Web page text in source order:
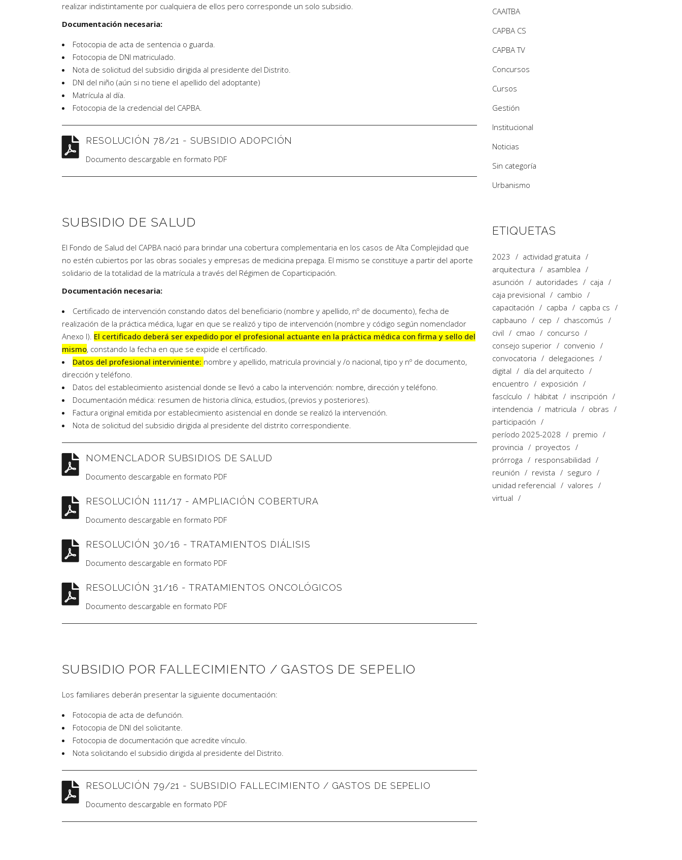
realizar indistintamente por cualquiera de ellos pero corresponde un solo subsidio.
Documentación necesaria:
Fotocopia de acta de sentencia o guarda.
Fotocopia de DNI matriculado.
Nota de solicitud del subsidio dirigida al presidente del Distrito.
DNI del niño (aún si no tiene el apellido del adoptante)
Matrícula al día.
Fotocopia de la credencial del CAPBA.
RESOLUCIÓN 78/21 - SUBSIDIO ADOPCIÓN
Documento descargable en formato PDF
SUBSIDIO DE SALUD
El Fondo de Salud del CAPBA nació para brindar una cobertura complementaria en los casos de Alta Complejidad que
no estén cubiertos por las obras sociales y empresas de medicina prepaga. El mismo se constituye a partir del aporte
solidario de la totalidad de la matrícula a través del Régimen de Coparticipación.
Documentación necesaria:
Certificado de intervención constando datos del beneficiario (nombre y apellido, nº de documento), fecha de
realización de la práctica médica, lugar en que se realizó y tipo de intervención (nombre y código según nomenclador
Anexo I). El certificado deberá ser expedido por el profesional actuante en la práctica médica con firma y sello del
mismo, constando la fecha en que se expide el certificado.
Datos del profesional interviniente: nombre y apellido, matricula provincial y /o nacional, tipo y nº de documento,
dirección y teléfono.
Datos del establecimiento asistencial donde se llevó a cabo la intervención: nombre, dirección y teléfono.
Documentación médica: resumen de historia clínica, estudios, (previos y posteriores).
Factura original emitida por establecimiento asistencial en donde se realizó la intervención.
Nota de solicitud del subsidio dirigida al presidente del distrito correspondiente.
NOMENCLADOR SUBSIDIOS DE SALUD
Documento descargable en formato PDF
RESOLUCIÓN 111/17 - AMPLIACIÓN COBERTURA
Documento descargable en formato PDF
RESOLUCIÓN 30/16 - TRATAMIENTOS DIÁLISIS
Documento descargable en formato PDF
RESOLUCIÓN 31/16 - TRATAMIENTOS ONCOLÓGICOS
Documento descargable en formato PDF
SUBSIDIO POR FALLECIMIENTO / GASTOS DE SEPELIO
Los familiares deberán presentar la siguiente documentación:
Fotocopia de acta de defunción.
Fotocopia de DNI del solicitante.
Fotocopia de documentación que acredite vínculo.
Nota solicitando el subsidio dirigida al presidente del Distrito.
RESOLUCIÓN 79/21 - SUBSIDIO FALLECIMIENTO / GASTOS DE SEPELIO
Documento descargable en formato PDF
CAAITBA
CAPBA CS
CAPBA TV
Concursos
Cursos
Gestión
Institucional
Noticias
Sin categoría
Urbanismo
ETIQUETAS
2023
actividad gratuita
arquitectura
asamblea
asunción
autoridades
caja
caja previsional
cambio
capacitación
capba
capba cs
capbauno
cep
chascomús
civil
cmao
concurso
consejo superior
convenio
convocatoria
delegaciones
digital
día del arquitecto
encuentro
exposición
fascículo
hábitat
inscripción
intendencia
matricula
obras
participación
período 2025-2028
premio
provincia
proyectos
prórroga
responsabilidad
reunión
revista
seguro
unidad referencial
valores
virtual